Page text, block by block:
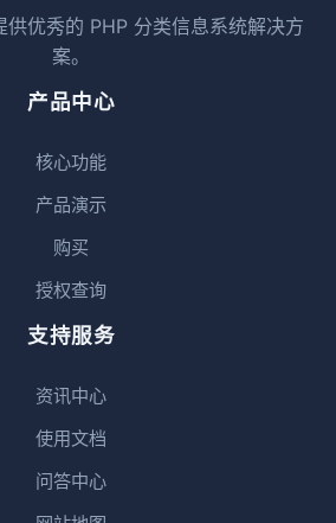
供优秀的 PHP 分类信息系统解决方
案。
产品中心
核心功能
产品演示
购买
授权查询
支持服务
资讯中心
使用文档
问答中心